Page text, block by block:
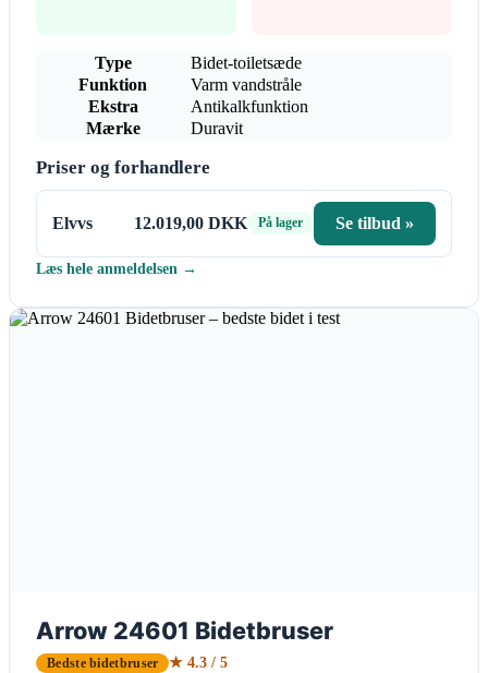
Type
Bidet-toiletsæde
Funktion
Varm vandstråle
Ekstra
Antikalkfunktion
Mærke
Duravit
Priser og forhandlere
Elvvs 12.019,00 DKK På lager Se tilbud »
Læs hele anmeldelsen →
Arrow 24601 Bidetbruser
Bedste bidetbruser ★ 4.3 / 5